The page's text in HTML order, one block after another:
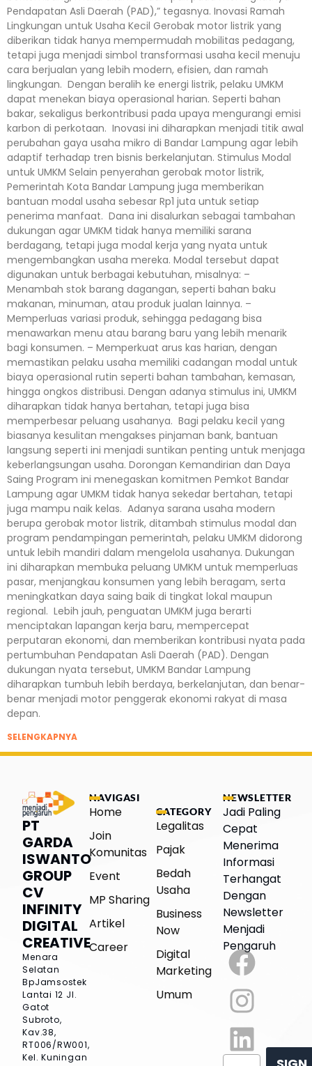
Pendapatan Asli Daerah (PAD),” tegasnya. Inovasi Ramah
Lingkungan untuk Usaha Kecil Gerobak motor listrik yang
diberikan tidak hanya mempermudah mobilitas pedagang,
tetapi juga menjadi simbol transformasi usaha kecil menuju
cara berjualan yang lebih modern, efisien, dan ramah
lingkungan. Dengan beralih ke energi listrik, pelaku UMKM
dapat menekan biaya operasional harian. Seperti bahan
bakar, sekaligus berkontribusi pada upaya mengurangi emisi
karbon di perkotaan. Inovasi ini diharapkan menjadi titik awal
perubahan gaya usaha mikro di Bandar Lampung agar lebih
adaptif terhadap tren bisnis berkelanjutan. Stimulus Modal
untuk UMKM Selain penyerahan gerobak motor listrik,
Pemerintah Kota Bandar Lampung juga memberikan
bantuan modal usaha sebesar Rp1 juta untuk setiap
penerima manfaat. Dana ini disalurkan sebagai tambahan
dukungan agar UMKM tidak hanya memiliki sarana
berdagang, tetapi juga modal kerja yang nyata untuk
mengembangkan usaha mereka. Modal tersebut dapat
digunakan untuk berbagai kebutuhan, misalnya: –
Menambah stok barang dagangan, seperti bahan baku
makanan, minuman, atau produk jualan lainnya. –
Memperluas variasi produk, sehingga pedagang bisa
menawarkan menu atau barang baru yang lebih menarik
bagi konsumen. – Memperkuat arus kas harian, dengan
memastikan pelaku usaha memiliki cadangan modal untuk
biaya operasional rutin seperti bahan tambahan, kemasan,
hingga ongkos distribusi. Dengan adanya stimulus ini, UMKM
diharapkan tidak hanya bertahan, tetapi juga bisa
memperbesar peluang usahanya. Bagi pelaku kecil yang
biasanya kesulitan mengakses pinjaman bank, bantuan
langsung seperti ini menjadi suntikan penting untuk menjaga
keberlangsungan usaha. Dorongan Kemandirian dan Daya
Saing Program ini menegaskan komitmen Pemkot Bandar
Lampung agar UMKM tidak hanya sekedar bertahan, tetapi
juga mampu naik kelas. Adanya sarana usaha modern
berupa gerobak motor listrik, ditambah stimulus modal dan
program pendampingan pemerintah, pelaku UMKM didorong
untuk lebih mandiri dalam mengelola usahanya. Dukungan
ini diharapkan membuka peluang UMKM untuk memperluas
pasar, menjangkau konsumen yang lebih beragam, serta
meningkatkan daya saing baik di tingkat lokal maupun
regional. Lebih jauh, penguatan UMKM juga berarti
menciptakan lapangan kerja baru, mempercepat
perputaran ekonomi, dan memberikan kontribusi nyata pada
pertumbuhan Pendapatan Asli Daerah (PAD). Dengan
dukungan nyata tersebut, UMKM Bandar Lampung
diharapkan tumbuh lebih berdaya, berkelanjutan, dan benar-
benar menjadi motor penggerak ekonomi rakyat di masa
depan.
SELENGKAPNYA
PT
GARDA
ISWANTO
GROUP
CV
INFINITY
DIGITAL
CREATIVE
Menara
Selatan
BpJamsostek
Lantai 12 Jl.
Gatot
Subroto,
Kav.38,
RT006/RW001,
Kel. Kuningan
NAVIGASI
Home
Join
Komunitas
Event
MP Sharing
Artikel
Career
CATEGORY
Legalitas
Pajak
Bedah
Usaha
Business
Now
Digital
Marketing
Umum
NEWSLETTER
Jadi Paling
Cepat
Menerima
Informasi
Terhangat
Dengan
Newsletter
Menjadi
Pengaruh